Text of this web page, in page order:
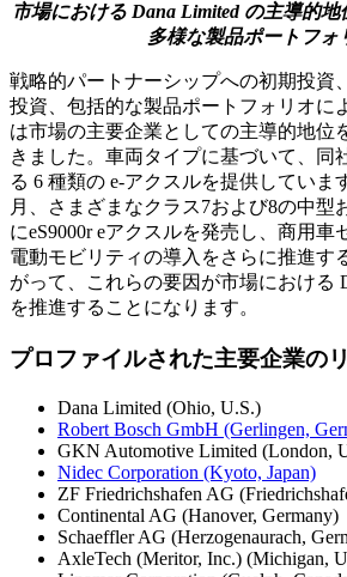
市場における Dana Limited の主導的
多様な製品ポートフォ
戦略的パートナーシップへの初期投資
投資、包括的な製品ポートフォリオに
は市場の主要企業としての主導的地位
きました。車両タイプに基づいて、同
る 6 種類の e-アクスルを提供していま
月、さまざまなクラス7および8の中型
にeS9000r eアクスルを発売し、商用車
電動モビリティの導入をさらに推進す
がって、これらの要因が市場における
を推進することになります。
プロファイルされた主要企業の
Dana Limited (Ohio, U.S.)
Robert Bosch GmbH (Gerlingen,
GKN Automotive Limited (London,
Nidec Corporation (Kyoto, Japan)
ZF Friedrichshafen AG
Continental AG (Hanover, Germany)
Schaeffler AG (Herzogenaurach,
AxleTech (Meritor, Inc.) (Michigan,